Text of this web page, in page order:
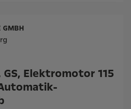
Elektromotor 115
GMBH